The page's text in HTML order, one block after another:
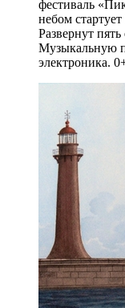
фестиваль
небом
Развернут
Музыкальную
электроника.